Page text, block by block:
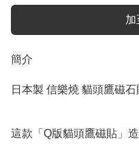
加
簡介
日本製 信樂燒 貓頭鷹磁石
這款「Q版貓頭鷹磁貼」